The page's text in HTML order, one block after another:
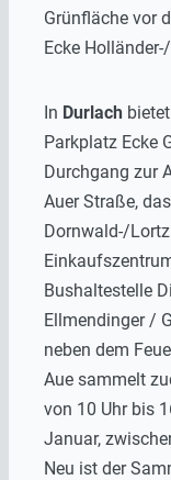
Grünfläche vor
Ecke
In Durlach
Parkplatz Ecke
Durchgang zur
Auer Straße,
Dornwald-/
Bushaltestelle
Ellmendinger /
neben dem
Aue sammelt
von 10 Uhr bis
Januar,
Neu ist der